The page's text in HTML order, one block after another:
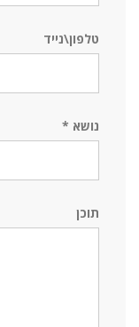
טלפון\נייד
נושא *
תוכן